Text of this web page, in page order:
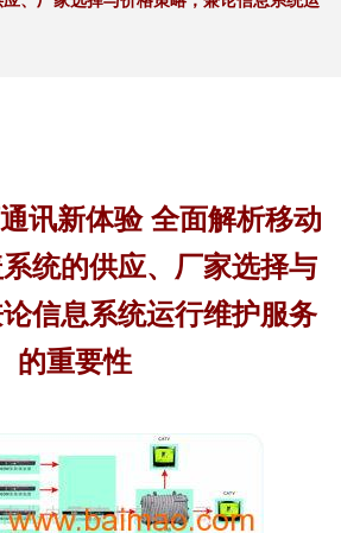
讯新体验 全面解析移动
统的供应、厂家选择与
信息系统运行维护服务
的重要性